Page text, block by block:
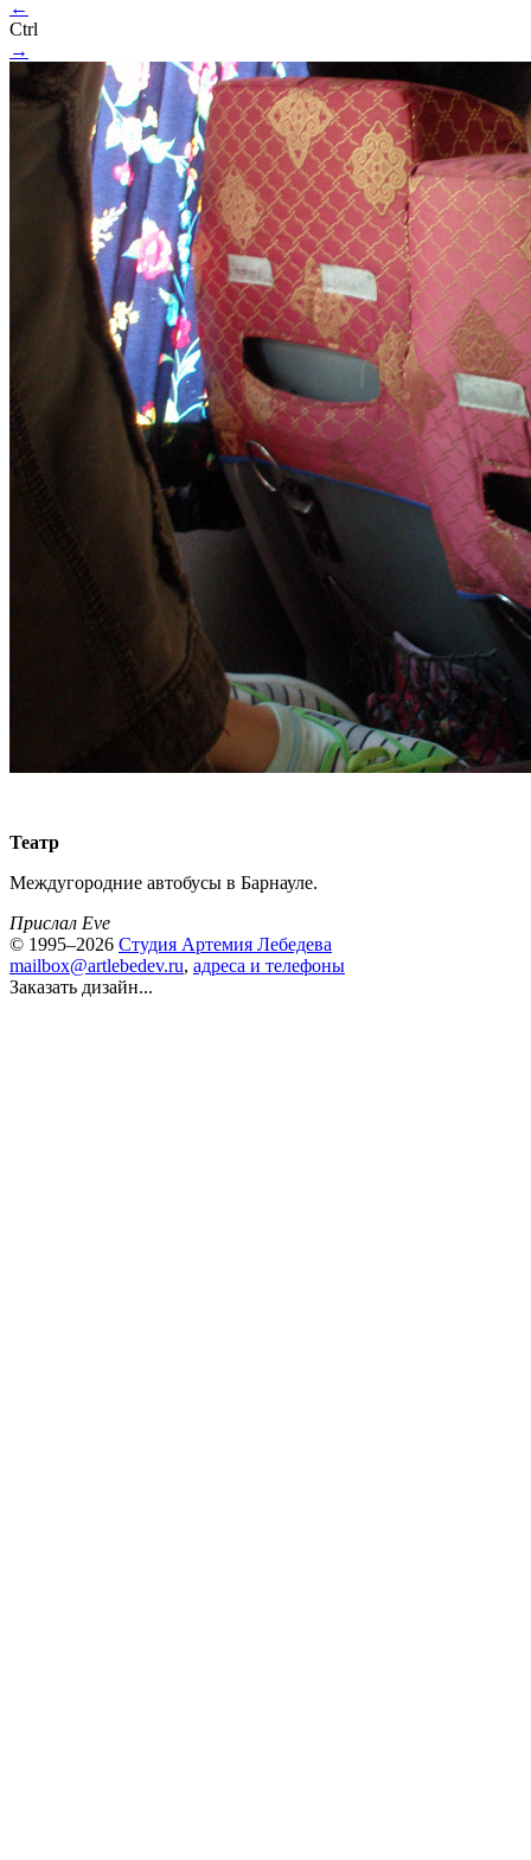
←
Ctrl
→
Театр
Междугородние автобусы в Барнауле.
Прислал Eve
© 1995–2026 Студия Артемия Лебедева
mailbox@artlebedev.ru, адреса и телефоны
Заказать дизайн...